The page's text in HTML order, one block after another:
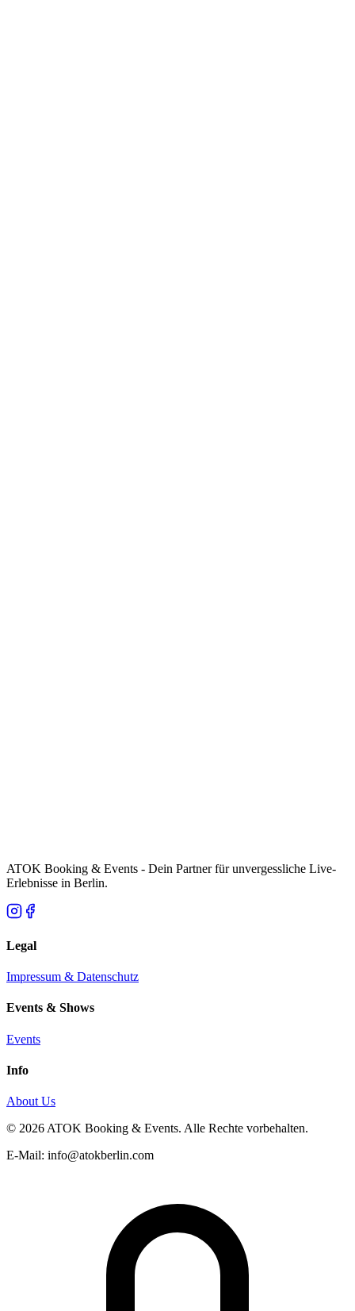
ATOK Booking & Events - Dein Partner für unvergessliche Live-
Erlebnisse in Berlin.
Legal
Impressum & Datenschutz
Events & Shows
Events
Info
About Us
© 2026 ATOK Booking & Events. Alle Rechte vorbehalten.
E-Mail: info@atokberlin.com